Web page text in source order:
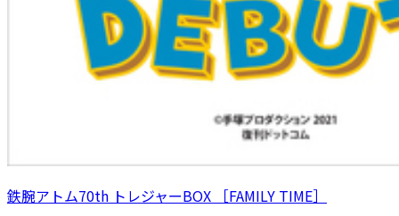
鉄腕アトム70th トレジャーBOX ［FAMILY TIME］